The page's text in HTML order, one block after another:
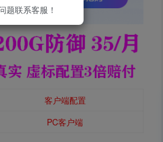
客户端配置
PC客户端
题联系客服！